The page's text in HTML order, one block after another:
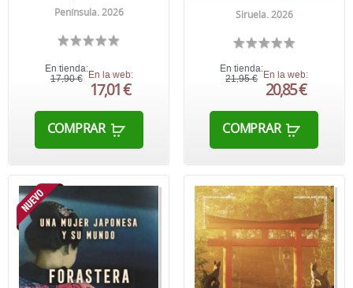
Península. 2026
En tienda:
17,90 € En la web:
17,01 €
COMPRAR
Siruela. 2026
En tienda:
21,95 € En la web:
20,85 €
COMPRAR